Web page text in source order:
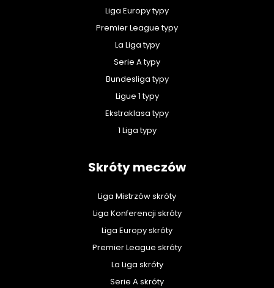
Liga Europy typy
Premier League typy
La Liga typy
Serie A typy
Bundesliga typy
Ligue 1 typy
Ekstraklasa typy
1 Liga typy
Skróty meczów
Liga Mistrzów skróty
Liga Konferencji skróty
Liga Europy skróty
Premier League skróty
La Liga skróty
Serie A skróty